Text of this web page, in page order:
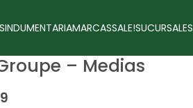
INDUMENTARIAMARCASSALE!SUCURSALES
– Medias